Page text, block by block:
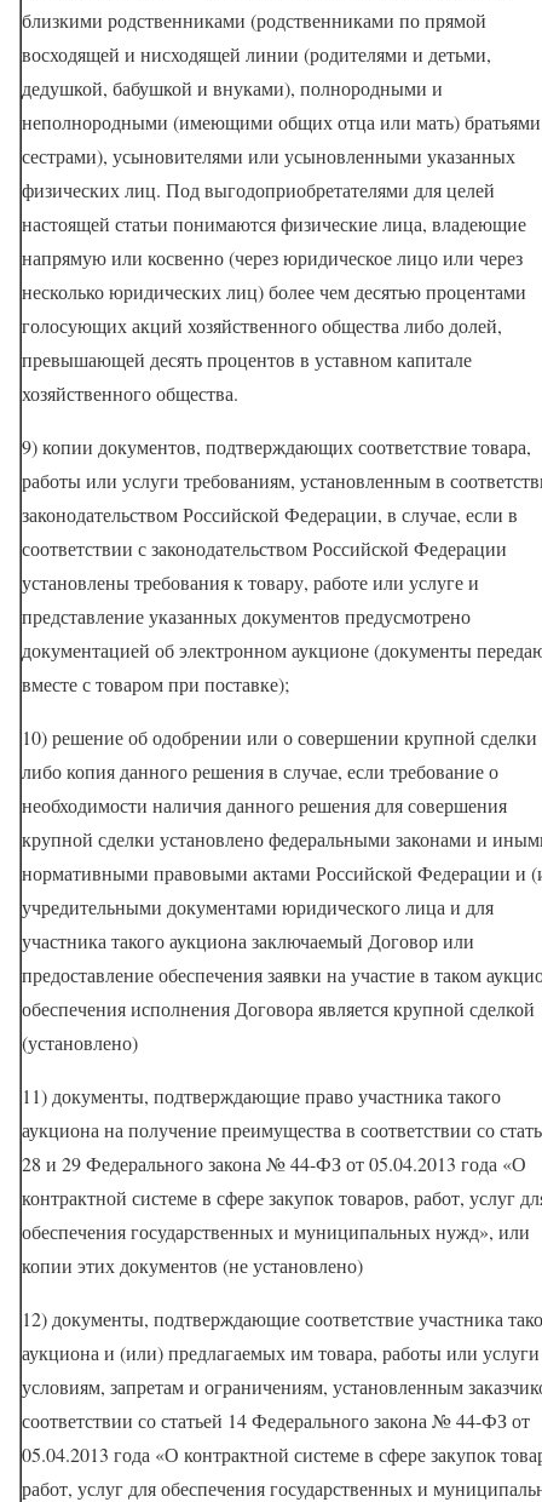
близкими родственниками (родственниками по прямой
восходящей и нисходящей линии (родителями и детьми,
дедушкой, бабушкой и внуками), полнородными и
неполнородными (имеющими общих отца или мать)
сестрами), усыновителями или усыновленными указанных
физических лиц. Под выгодоприобретателями для целей
настоящей статьи понимаются физические лица, владеющие
напрямую или косвенно (через юридическое лицо или через
несколько юридических лиц) более чем десятью процентами
голосующих акций хозяйственного общества либо долей,
превышающей десять процентов в уставном капитале
хозяйственного общества.
9) копии документов, подтверждающих соответствие товара,
работы или услуги требованиям, установленным в
законодательством Российской Федерации, в случае, если в
соответствии с законодательством Российской Федерации
установлены требования к товару, работе или услуге и
представление указанных документов предусмотрено
документацией об электронном аукционе (документы
вместе с товаром при поставке);
10) решение об одобрении или о совершении крупной сделки
либо копия данного решения в случае, если требование о
необходимости наличия данного решения для совершения
крупной сделки установлено федеральными законами и
нормативными правовыми актами Российской Федерации и
учредительными документами юридического лица и для
участника такого аукциона заключаемый Договор или
предоставление обеспечения заявки на участие в таком
обеспечения исполнения Договора является крупной сделкой
(установлено)
11) документы, подтверждающие право участника такого
аукциона на получение преимущества в соответствии со
28 и 29 Федерального закона № 44-ФЗ от 05.04.2013 года «О
контрактной системе в сфере закупок товаров, работ, услуг
обеспечения государственных и муниципальных нужд», или
копии этих документов (не установлено)
12) документы, подтверждающие соответствие участника
аукциона и (или) предлагаемых им товара, работы или услуги
условиям, запретам и ограничениям, установленным
соответствии со статьей 14 Федерального закона № 44-ФЗ от
05.04.2013 года «О контрактной системе в сфере закупок
работ, услуг для обеспечения государственных и